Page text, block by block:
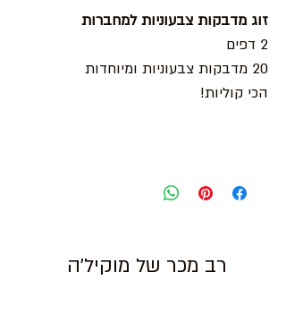
זוג מדבקות צבעוניות למחברות
2 דפים
20 מדבקות צבעוניות ומיוחדות
הכי קוליות!
רב מכר של מוקיל'ה